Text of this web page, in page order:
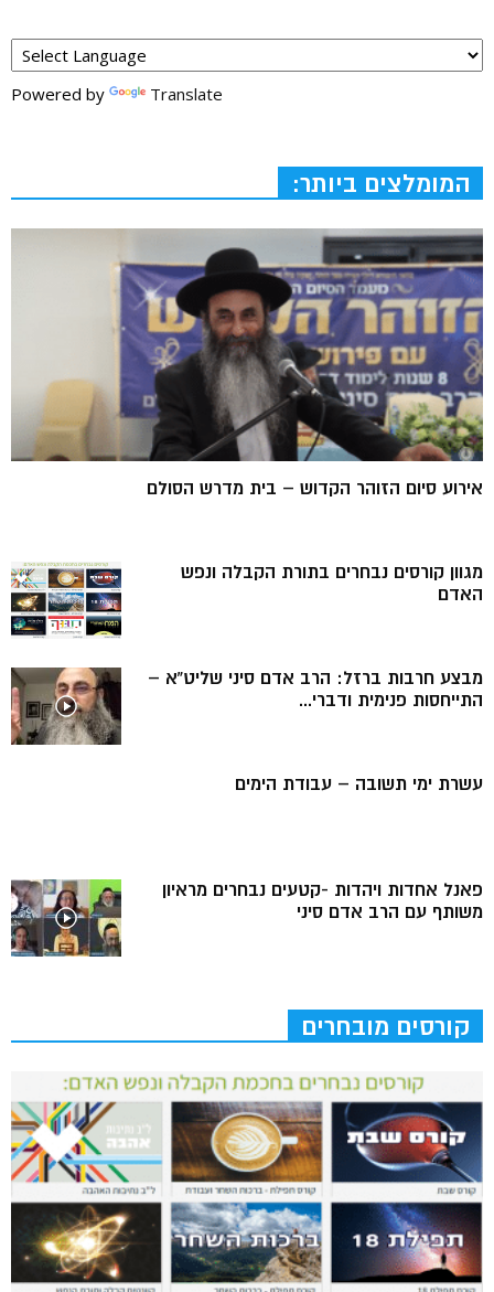
Powered by Translate
המומלצים ביותר:
אירוע סיום הזוהר הקדוש – בית מדרש הסולם
מגוון קורסים נבחרים בתורת הקבלה ונפש
האדם
מבצע חרבות ברזל: הרב אדם סיני שליט”א –
התייחסות פנימית ודברי...
עשרת ימי תשובה – עבודת הימים
פאנל אחדות ויהדות -קטעים נבחרים מראיון
משותף עם הרב אדם סיני
קורסים מובחרים